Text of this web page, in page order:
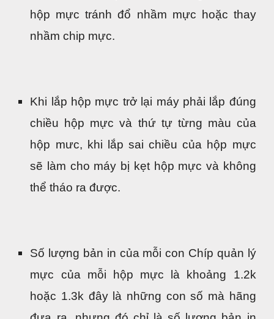
hộp mực tránh đổ nhầm mực hoặc thay
nhầm chip mực.
Khi lắp hộp mực trở lại máy phải lắp đúng
chiều hộp mực và thứ tự từng màu của
hộp mưc, khi lắp sai chiều của hộp mực
sẽ làm cho máy bị kẹt hộp mực và không
thể tháo ra được.
Số lượng bản in của mỗi con Chíp quản lý
mực của mỗi hộp mực là khoảng 1.2k
hoặc 1.3k đây là những con số mà hãng